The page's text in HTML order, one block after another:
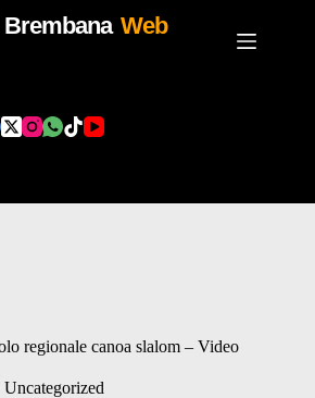
Brembana Web
regionale canoa slalom – Video
Uncategorized